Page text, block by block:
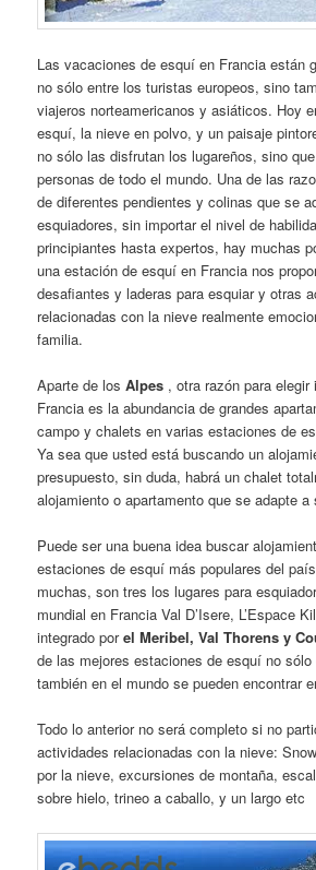
Las vacaciones de esquí en Francia están
no sólo entre los turistas europeos, sino
viajeros norteamericanos y asiáticos. Hoy
esquí, la nieve en polvo, y un paisaje
no sólo las disfrutan los lugareños, sino
personas de todo el mundo. Una de las
de diferentes pendientes y colinas que se
esquiadores, sin importar el nivel de
principiantes hasta expertos, hay muchas
una estación de esquí en Francia nos
desafiantes y laderas para esquiar y otras
relacionadas con la nieve realmente
familia.
Aparte de losAlpes , otra razón para
Francia es la abundancia de grandes
campo y chalets en varias estaciones de
Ya sea que usted está buscando un
presupuesto, sin duda, habrá un chalet
alojamiento o apartamento que se adapte
Puede ser una buena idea buscar
estaciones de esquí más populares del
muchas, son tres los lugares para
mundial en Francia Val D’Isere, L’Espace
integrado porel Meribel, Val Thorens y
de las mejores estaciones de esquí no
también en el mundo se pueden encontrar
Todo lo anterior no será completo si no
actividades relacionadas con la nieve:
por la nieve, excursiones de montaña,
sobre hielo, trineo a caballo, y un largo etc